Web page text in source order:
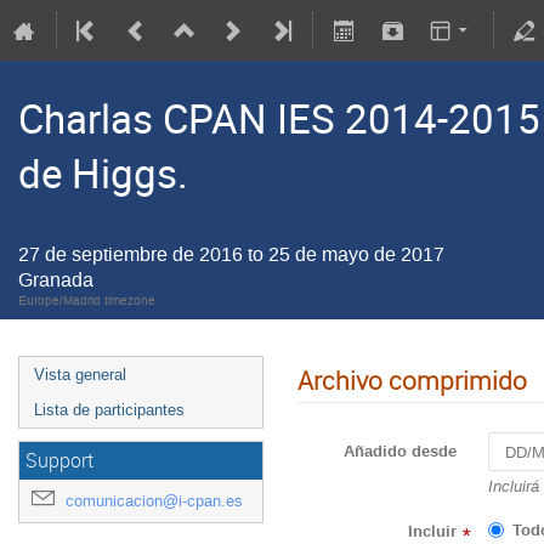
Charlas CPAN IES 2014-
de Higgs.
27 de septiembre de 2016 to 25 de mayo de 2017
Granada
Europe/Madrid timezone
Vista general
Lista de participantes
Support
comunicacion@i-cpan.es
Archivo comprimido
Añadido desde
Incluir *